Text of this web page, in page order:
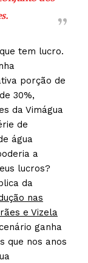
tem lucro.
porção de
30%,
da Vimágua
de
água
a
lucros?
da
nas
e Vizela
ganha
que nos anos